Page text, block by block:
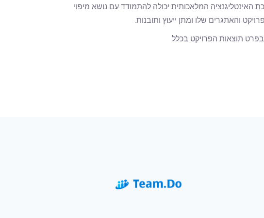
המלאכותית יכולה להתמודד עם נושא מיפוי
והאתגרים שלו ומתן ייעוץ ותובנות.
תוצאות הפרויקט בכלל.